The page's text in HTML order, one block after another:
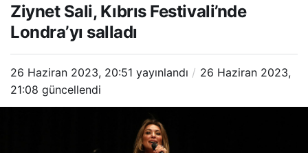
salladı
Ziynet Sali, Kıbrıs Festivali’nde
Londra’yı salladı
26 Haziran 2023, 20:51 yayınlandı
26 Haziran 2023,
21:08 güncellendi